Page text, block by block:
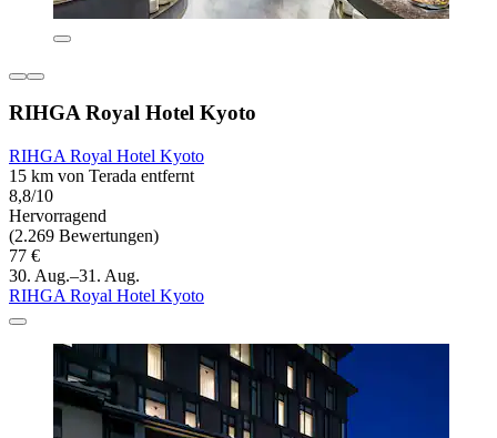
RIHGA Royal Hotel Kyoto
RIHGA Royal Hotel Kyoto
15 km von Terada entfernt
8,8/10
Hervorragend
(2.269 Bewertungen)
77 €
30. Aug.–31. Aug.
RIHGA Royal Hotel Kyoto